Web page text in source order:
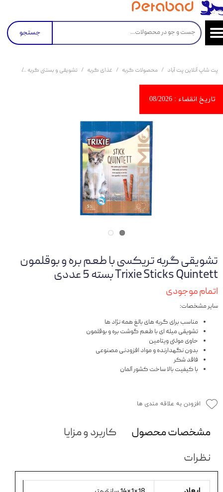
جستجو
پت شاپ آنلاین پت آباد محصولات گربه غذای گربه تشویقی و بستنی گربه
تشویقی گربه تریکسی با طعم بره و بوقلمون
Trixie Sticks Quintett بسته 5 عددی
اتمام موجودی
سایر مشخصات:
مناسب برای گربه های بالغ همه نژاد ها
تشویقی میله ای با طعم گوشت بره و بوقلمون
حاوی مولتی ویتامین
بدون نگهدارنده و مواد افزودنی مصنوعی
فاقد شکر
با کیفیت بالا ساخت کشور آلمان
افزودن به علاقه مندی ها
مشخصات محصول
کاربرد و مزایا
نظرات